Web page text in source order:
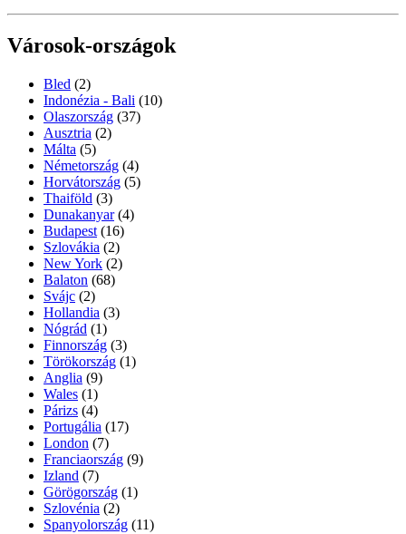
Városok-országok
Bled (2)
Indonézia - Bali (10)
Olaszország (37)
Ausztria (2)
Málta (5)
Németország (4)
Horvátország (5)
Thaiföld (3)
Dunakanyar (4)
Budapest (16)
Szlovákia (2)
New York (2)
Balaton (68)
Svájc (2)
Hollandia (3)
Nógrád (1)
Finnország (3)
Törökország (1)
Anglia (9)
Wales (1)
Párizs (4)
Portugália (17)
London (7)
Franciaország (9)
Izland (7)
Görögország (1)
Szlovénia (2)
Spanyolország (11)